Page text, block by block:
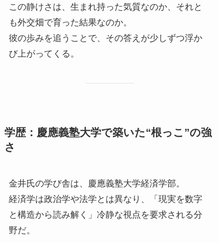
この静けさは、生まれ持った気質なのか、それと
も外交畑で育った結果なのか。
彼の歩みを追うことで、その答えが少しずつ浮か
び上がってくる。
学歴：慶應義塾大学で築いた“根っこ”の強
さ
金井氏の学び舎は、慶應義塾大学経済学部。
経済学は政治学や法学とは異なり、「現実を数字
と構造から読み解く」冷静な視点を要求される分
野だ。